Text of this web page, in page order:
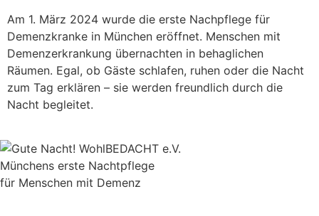
Am 1. März 2024 wurde die erste Nachpflege für
Demenzkranke in München eröffnet. Menschen mit
Demenzerkrankung übernachten in behaglichen
Räumen. Egal, ob Gäste schlafen, ruhen oder die Nacht
zum Tag erklären – sie werden freundlich durch die
Nacht begleitet.
Münchens erste Nachtpflege
für Menschen mit Demenz